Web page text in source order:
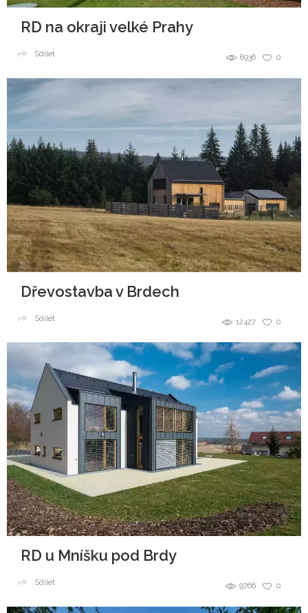
RD na okraji velké Prahy
0
8936
Sdílet
Dřevostavba v Brdech
0
12427
Sdílet
RD u Mníšku pod Brdy
0
9766
Sdílet